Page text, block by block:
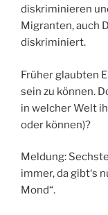
diskriminieren
Migranten, auch
diskriminiert.
Früher glaubten
sein zu können.
in welcher Welt
oder können)?
Meldung:
immer, da gibt‘s
Mond“.